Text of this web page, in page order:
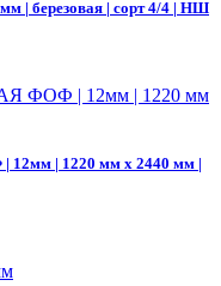
| березовая | сорт 4/4 | НШ
| 1220 мм х 2440 мм |